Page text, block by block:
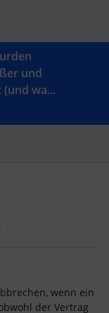
und
wa...
wenn ein
der Vertrag